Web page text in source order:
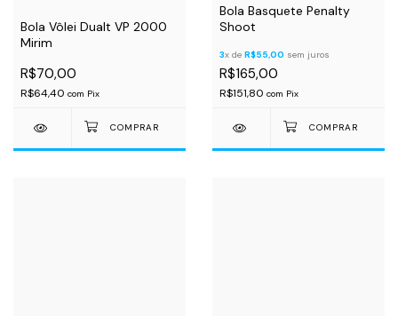
Bola Vôlei Dualt VP 2000
Mirim
R$70,00
R$64,40 com Pix
Bola Basquete Penalty
Shoot
3x de R$55,00 sem juros
R$165,00
R$151,80 com Pix